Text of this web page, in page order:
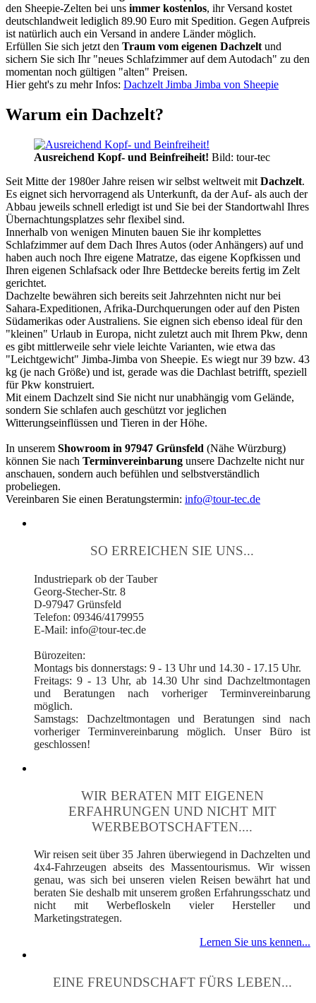
den Sheepie-Zelten bei uns immer kostenlos, ihr Versand kostet
deutschlandweit lediglich 89.90 Euro mit Spedition. Gegen Aufpreis
ist natürlich auch ein Versand in andere Länder möglich.
Erfüllen Sie sich jetzt den Traum vom eigenen Dachzelt und
sichern Sie sich Ihr "neues Schlafzimmer auf dem Autodach" zu den
momentan noch gültigen "alten" Preisen.
Hier geht's zu mehr Infos: Dachzelt Jimba Jimba von Sheepie
Warum ein Dachzelt?
Ausreichend Kopf- und Beinfreiheit! Bild: tour-tec
Seit Mitte der 1980er Jahre reisen wir selbst weltweit mit Dachzelt.
Es eignet sich hervorragend als Unterkunft, da der Auf- als auch der
Abbau jeweils schnell erledigt ist und Sie bei der Standortwahl Ihres
Übernachtungsplatzes sehr flexibel sind.
Innerhalb von wenigen Minuten bauen Sie ihr komplettes
Schlafzimmer auf dem Dach Ihres Autos (oder Anhängers) auf und
haben auch noch Ihre eigene Matratze, das eigene Kopfkissen und
Ihren eigenen Schlafsack oder Ihre Bettdecke bereits fertig im Zelt
gerichtet.
Dachzelte bewähren sich bereits seit Jahrzehnten nicht nur bei
Sahara-Expeditionen, Afrika-Durchquerungen oder auf den Pisten
Südamerikas oder Australiens. Sie eignen sich ebenso ideal für den
"kleinen" Urlaub in Europa, nicht zuletzt auch mit Ihrem Pkw, denn
es gibt mittlerweile sehr viele leichte Varianten, wie etwa das
"Leichtgewicht" Jimba-Jimba von Sheepie. Es wiegt nur 39 bzw. 43
kg (je nach Größe) und ist, gerade was die Dachlast betrifft, speziell
für Pkw konstruiert.
Mit einem Dachzelt sind Sie nicht nur unabhängig vom Gelände,
sondern Sie schlafen auch geschützt vor jeglichen
Witterungseinflüssen und Tieren in der Höhe.
In unserem Showroom in 97947 Grünsfeld (Nähe Würzburg)
können Sie nach Terminvereinbarung unsere Dachzelte nicht nur
anschauen, sondern auch befühlen und selbstverständlich
probeliegen.
Vereinbaren Sie einen Beratungstermin: info@tour-tec.de
SO ERREICHEN SIE UNS...
Industriepark ob der Tauber
Georg-Stecher-Str. 8
D-97947 Grünsfeld
Telefon: 09346/4179955
E-Mail: info@tour-tec.de
Bürozeiten:
Montags bis donnerstags: 9 - 13 Uhr und 14.30 - 17.15 Uhr.
Freitags: 9 - 13 Uhr, ab 14.30 Uhr sind Dachzeltmontagen
und Beratungen nach vorheriger Terminvereinbarung
möglich.
Samstags: Dachzeltmontagen und Beratungen sind nach
vorheriger Terminvereinbarung möglich. Unser Büro ist
geschlossen!
WIR BERATEN MIT EIGENEN
ERFAHRUNGEN UND NICHT MIT
WERBEBOTSCHAFTEN....
Wir reisen seit über 35 Jahren überwiegend in Dachzelten und
4x4-Fahrzeugen abseits des Massentourismus. Wir wissen
genau, was sich bei unseren vielen Reisen bewährt hat und
beraten Sie deshalb mit unserem großen Erfahrungsschatz und
nicht mit Werbefloskeln vieler Hersteller und
Marketingstrategen.
Lernen Sie uns kennen...
EINE FREUNDSCHAFT FÜRS LEBEN...